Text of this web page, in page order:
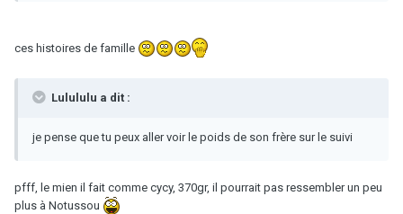
ces histoires de famille
Lulululu a dit :
je pense que tu peux aller voir le poids de son frère sur le suivi
pfff, le mien il fait comme cycy, 370gr, il pourrait pas ressembler un peu
plus à Notussou